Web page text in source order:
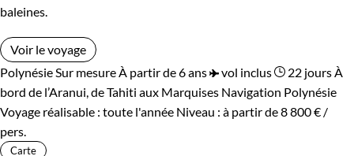
baleines.
Voir le voyage
Polynésie Sur mesure À partir de 6 ans vol inclus 22 jours À
bord de l’Aranui, de Tahiti aux Marquises Navigation Polynésie
Voyage réalisable : toute l'année Niveau : à partir de8 800 € /
pers.
Carte